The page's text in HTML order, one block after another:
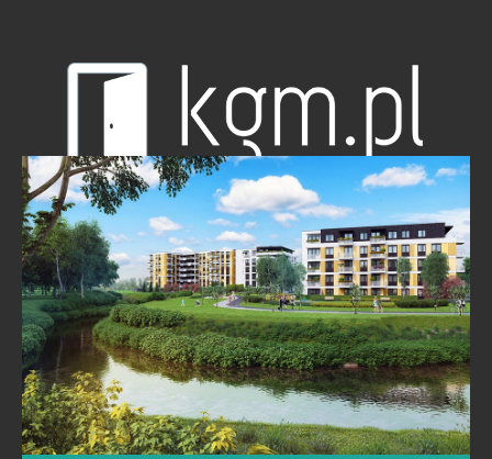
Skontaktuj sie z nami
Krakowska Grupa Multimedialna Jarosław Knap Rybitwy 36,
30-722 Kraków